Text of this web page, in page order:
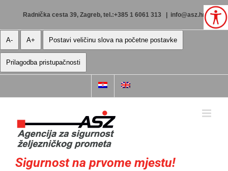
Radnička cesta 39, Zagreb, tel.:+385 1 6061 313 info@asz.hr
A- A+ Postavi veličinu slova na početne postavke
Prilagodba pristupačnosti
Sigurnost na prvome mjestu!